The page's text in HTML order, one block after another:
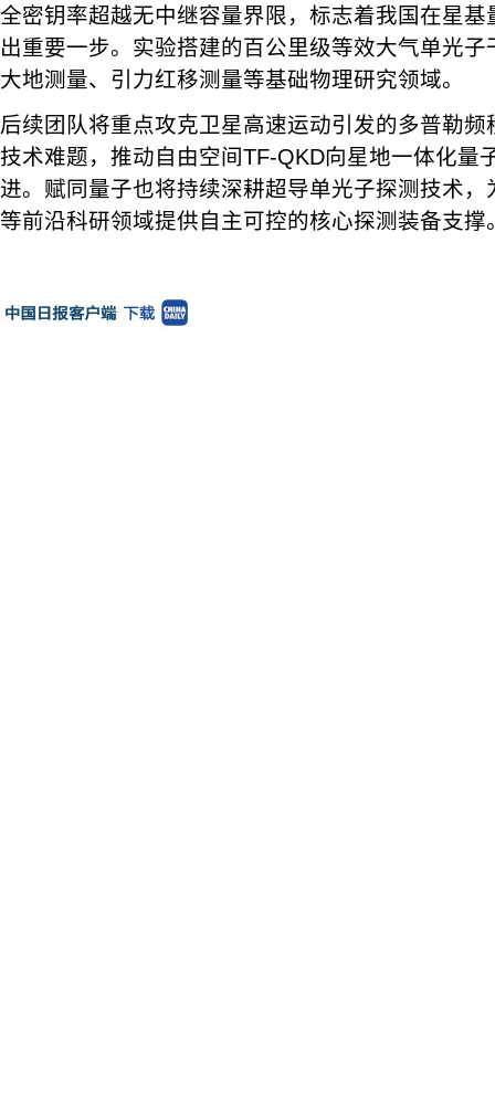
全密钥率超越无中继容量界限，标志着我国在星
出重要一步。实验搭建的百公里级等效大气单光
大地测量、引力红移测量等基础物理研究领域。
后续团队将重点攻克卫星高速运动引发的多普勒
技术难题，推动自由空间TF-QKD向星地一体化量
进。赋同量子也将持续深耕超导单光子探测技术
等前沿科研领域提供自主可控的核心探测装备支撑